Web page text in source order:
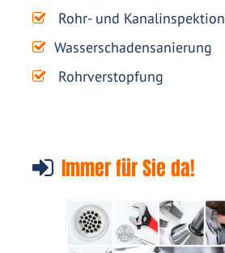
Rohr- und Kanalinspektion
Wasserschadensanierung
Rohrverstopfung
Immer für Sie da!